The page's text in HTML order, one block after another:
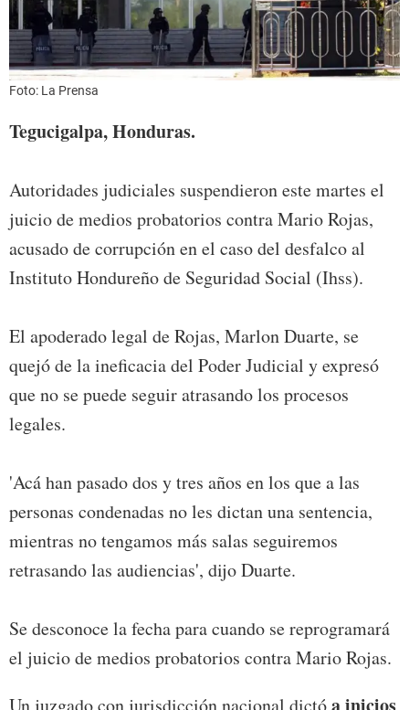
Foto: La Prensa
Tegucigalpa, Honduras.
Autoridades judiciales suspendieron este martes el
juicio de medios probatorios contra Mario Rojas,
acusado de corrupción en el caso del desfalco al
Instituto Hondureño de Seguridad Social (Ihss).
El apoderado legal de Rojas, Marlon Duarte, se
quejó de la ineficacia del Poder Judicial y expresó
que no se puede seguir atrasando los procesos
legales.
'Acá han pasado dos y tres años en los que a las
personas condenadas no les dictan una sentencia,
mientras no tengamos más salas seguiremos
retrasando las audiencias', dijo Duarte.
Se desconoce la fecha para cuando se reprogramará
el juicio de medios probatorios contra Mario Rojas.